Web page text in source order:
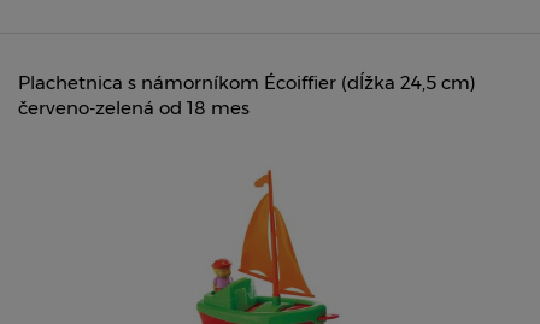
Plachetnica s námorníkom Écoiffier (dĺžka 24,5 cm)
červeno-zelená od 18 mes